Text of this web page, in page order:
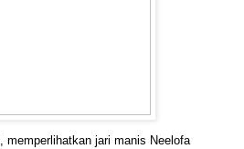
memperlihatkan jari manis Neelofa